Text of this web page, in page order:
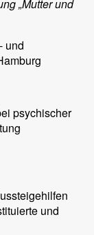
„Mutter und
und
psychischer
und